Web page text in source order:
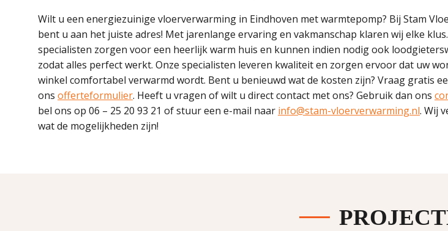
Wilt u een energiezuinige vloerverwarming in Eindhoven met warmtepomp? Bij Stam
bent u aan het juiste adres! Met jarenlange ervaring en vakmanschap klaren wij elke
specialisten zorgen voor een heerlijk warm huis en kunnen indien nodig ook
zodat alles perfect werkt. Onze specialisten leveren kwaliteit en zorgen ervoor dat uw
winkel comfortabel verwarmd wordt. Bent u benieuwd wat de kosten zijn? Vraag gratis
ons offerteformulier. Heeft u vragen of wilt u direct contact met ons? Gebruik dan ons
bel ons op 06 – 25 20 93 21 of stuur een e-mail naar info@stam-vloerverwarming.nl. Wij
wat de mogelijkheden zijn!